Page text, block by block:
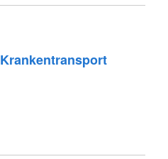
Krankentransport